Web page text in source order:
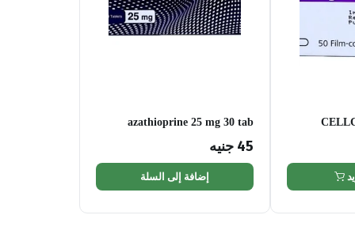
azathioprine 25 mg 30 tab
45 جنيه
إضافة إلى السلة